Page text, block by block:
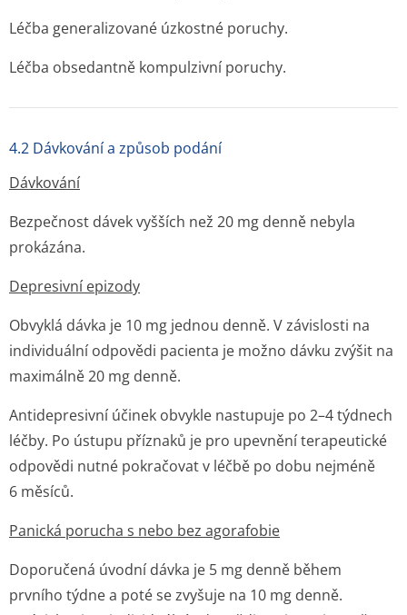
Léčba generalizované úzkostné poruchy.
Léčba obsedantně kompulzivní poruchy.
4.2 Dávkování a způsob podání
Dávkování
Bezpečnost dávek vyšších než 20 mg denně nebyla
prokázána.
Depresivní epizody
Obvyklá dávka je 10 mg jednou denně. V závislosti na
individuální odpovědi pacienta je možno dávku zvýšit na
maximálně 20 mg denně.
Antidepresivní účinek obvykle nastupuje po 2–4 týdnech
léčby. Po ústupu příznaků je pro upevnění terapeutické
odpovědi nutné pokračovat v léčbě po dobu nejméně
6 měsíců.
Panická porucha s nebo bez agorafobie
Doporučená úvodní dávka je 5 mg denně během
prvního týdne a poté se zvyšuje na 10 mg denně.